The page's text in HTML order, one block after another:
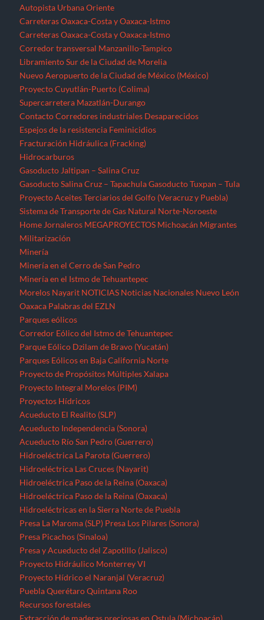
Autopista Urbana Oriente
Carreteras Oaxaca-Costa y Oaxaca-Istmo
Carreteras Oaxaca-Costa y Oaxaca-Istmo
Corredor transversal Manzanillo-Tampico
Libramiento Sur de la Ciudad de Morelia
Nuevo Aeropuerto de la Ciudad de México (México)
Proyecto Cuyutlán-Puerto (Colima)
Supercarretera Mazatlán-Durango
Contacto Corredores industriales Desaparecidos
Espejos de la resistencia Feminicidios
Fracturación Hidráulica (Fracking)
Hidrocarburos
Gasoducto Jaltipan – Salina Cruz
Gasoducto Salina Cruz – Tapachula Gasoducto Tuxpan – Tula
Proyecto Aceites Terciarios del Golfo (Veracruz y Puebla)
Sistema de Transporte de Gas Natural Norte-Noroeste
Home Jornaleros MEGAPROYECTOS Michoacán Migrantes
Militarización
Minería
Minería en el Cerro de San Pedro
Minería en el Istmo de Tehuantepec
Morelos Nayarit NOTICIAS Noticias Nacionales Nuevo León
Oaxaca Palabras del EZLN
Parques eólicos
Corredor Eólico del Istmo de Tehuantepec
Parque Eólico Dzilam de Bravo (Yucatán)
Parques Eólicos en Baja California Norte
Proyecto de Propósitos Múltiples Xalapa
Proyecto Integral Morelos (PIM)
Proyectos Hídricos
Acueducto El Realito (SLP)
Acueducto Independencia (Sonora)
Acueducto Río San Pedro (Guerrero)
Hidroeléctrica La Parota (Guerrero)
Hidroeléctrica Las Cruces (Nayarit)
Hidroeléctrica Paso de la Reina (Oaxaca)
Hidroeléctrica Paso de la Reina (Oaxaca)
Hidroeléctricas en la Sierra Norte de Puebla
Presa La Maroma (SLP) Presa Los Pilares (Sonora)
Presa Picachos (Sinaloa)
Presa y Acueducto del Zapotillo (Jalisco)
Proyecto Hidráulico Monterrey VI
Proyecto Hídrico el Naranjal (Veracruz)
Puebla Querétaro Quintana Roo
Recursos forestales